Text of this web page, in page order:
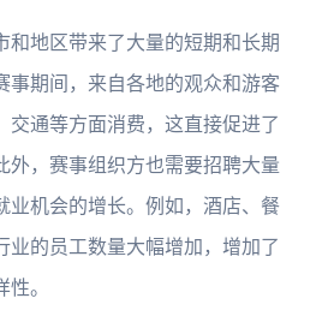
和地区带来了大量的短期和长期
事期间，来自各地的观众和游客
交通等方面消费，这直接促进了
外，赛事组织方也需要招聘大量
业机会的增长。例如，酒店、餐
业的员工数量大幅增加，增加了
。